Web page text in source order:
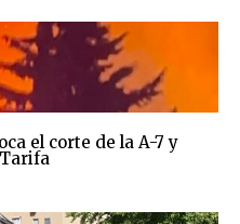
el corte de la A-7 y